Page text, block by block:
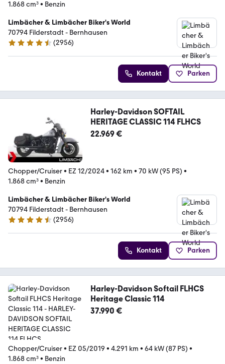
1.868 cm³• Benzin
Limbächer & Limbächer Biker's World
70794 Filderstadt - Bernhausen
4.7 Sterne
(2956)
Kontakt Parken
Harley-Davidson SOFTAIL
HERITAGE CLASSIC 114 FLHCS
22.969 €
Chopper/Cruiser• EZ 12/2024• 162 km • 70 kW (95 PS) •
1.868 cm³• Benzin
Limbächer & Limbächer Biker's World
70794 Filderstadt - Bernhausen
4.7 Sterne
(2956)
Kontakt Parken
Harley-Davidson Softail FLHCS
Heritage Classic 114
37.990 €
Chopper/Cruiser• EZ 05/2019 • 4.291 km • 64 kW (87 PS) •
1.868 cm³• Benzin